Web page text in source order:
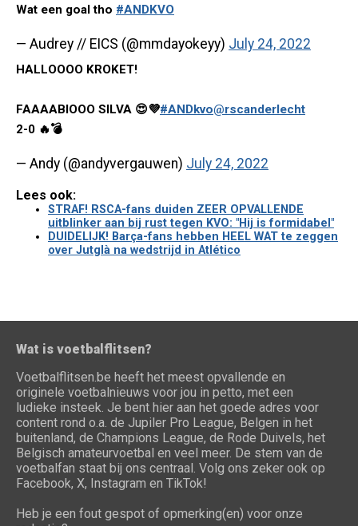
Wat een goal tho #ANDKVO
— Audrey // EICS (@mmdayokeyy) July 24, 2022
HALLOOOO KROKET!
FAAAABIOOO SILVA 😍💜#ANDkvo@rscanderlecht
2-0 🔥💣
— Andy (@andyvergauwen) July 24, 2022
Lees ook:
STRAF! RSCA-fans duiden ZEER OPVALLENDE
uitblinker aan bij rust tegen KVO: "Hij is formidabel"
DUIDELIJK! Barça-fans hebben HEEL WAT te zeggen
over Jutglà na wedstrijd in Atlético
Wat is voetbalflitsen?
Voetbalflitsen.be heeft het meest opvallende en
originele voetbalnieuws voor jou in petto, met een
ludieke insteek. Je bent hier aan het goede adres voor
content rond o.a. de Jupiler Pro League, Belgen in het
buitenland, de Champions League, de Rode Duivels, het
Belgisch amateurvoetbal en veel meer. De stem van de
voetbalfan staat bij ons centraal. Volg ons zeker ook op
Facebook, X, Instagram en TikTok!
Heb je een fout gespot of opmerking(en) voor onze